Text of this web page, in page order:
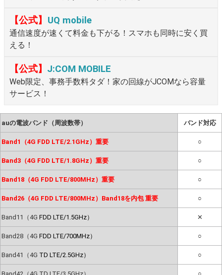
【公式】 UQ mobile
通信速度が速くて料金も下がる！スマホも同時に安く買
える！
【公式】 J:COM MOBILE
Web限定、事務手数料タダ！家の回線がJCOMなら容量
サービス！
auの電波バンド（周波数帯） バンド対応
Band1（4G FDD LTE/2.1GHz）重要 ○
Band3（4G FDD LTE/1.8GHz）重要 ○
Band18（4G FDD LTE/800MHz）重要 ○
Band26（4G FDD LTE/800MHz）Band18を内包 重要 ○
Band11（4G FDD LTE/1.5GHz） ✕
Band28（4G FDD LTE/700MHz） ○
Band41（4G TD LTE/2.5GHz） ○